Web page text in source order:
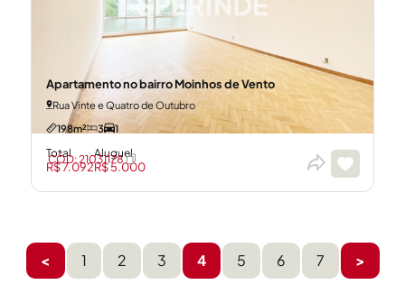
Apartamento no bairro Moinhos de Vento
Rua Vinte e Quatro de Outubro
198m²
3 1
Total
R$ 7.092
Aluguel
R$ 5.000
CÓD: 21031178
< 1 2 3 4 5 6 7 >